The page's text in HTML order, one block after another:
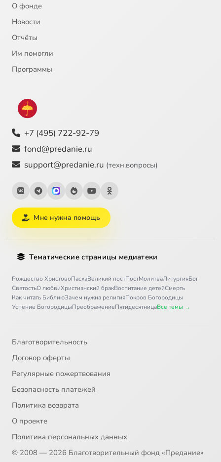
О фонде
Новости
Отчёты
Им помогли
Программы
+7 (495) 722-92-79
fond@predanie.ru
support@predanie.ru (техн.вопросы)
Мне нужна помощь
Тематические страницы медиатеки
Рождество ХристовоПасхаВеликий постПостМолитваЛитургияБог
СвятостьО любвиХристианский бракВоспитание детейСмерть
Как читать БиблиюЗачем нужна религияПокров Богородицы
Успение БогородицыПреображениеПятидесятницаВсе темы →
Благотворительность
Договор оферты
Регулярные пожертвования
Безопасность платежей
Политика возврата
О проекте
Политика персональных данных
© 2008 — 2026 Благотворительный фонд «Предание»